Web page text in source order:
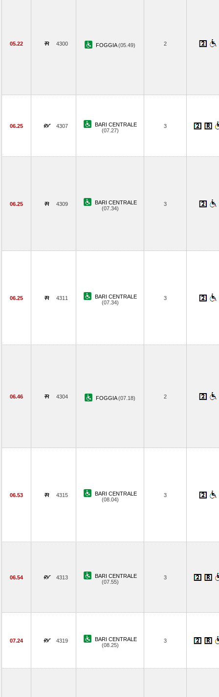
05.22 4300 FOGGIA(05.49) 2
06.25 4307
BARI CENTRALE
(07.27)
3
06.25 4309
BARI CENTRALE
(07.34)
3
06.25 4311
BARI CENTRALE
(07.34)
3
06.46 4304 FOGGIA(07.18) 2
06.53 4315
BARI CENTRALE
(08.04)
3
06.54 4313
BARI CENTRALE
(07.55)
3
07.24 4319
BARI CENTRALE
(08.25)
3